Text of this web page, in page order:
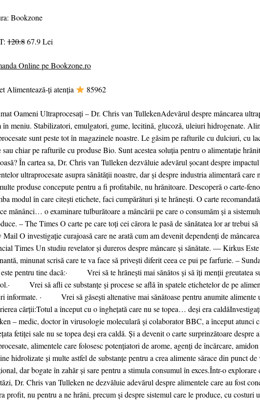
Bookzone
120.867.9 Lei
Online pe Bookzone.ro
Alimentează-ți atenția 85962
Oameni Ultraprocesați – Dr. Chris van Tulleken Adevărul despre mâncarea
în meniu. Stabilizatori, emulgatori, gume, lecitină, glucoză, uleiuri hidrogenate.
sunt peste tot în magazinele noastre. Le găsim pe rafturile cu dulciuri, cu
sau chiar pe rafturile cu produse Bio. Sunt acestea soluția pentru o alimentație
În cartea sa, Dr. Chris van Tulleken dezvăluie adevărul șocant despre
ultraprocesate asupra sănătății noastre, dar și despre industria alimentară care
produse concepute pentru a fi profitabile, nu hrănitoare. Descoperă o carte-
modul în care citești etichete, faci cumpărături și te hrănești. O carte
mănânci… o examinare tulburătoare a mâncării pe care o consumăm și a
– The Times O carte pe care toți cei cărora le pasă de sănătatea lor ar trebui
O investigație curajoasă care ne arată cum am devenit dependenți de
Times Un studiu revelator și dureros despre mâncare și sănătate. ― Kirkus
minunat scrisă care te va face să privești diferit ceea ce pui pe farfurie. –
este pentru tine dacă:· Vrei să te hrănești mai sănătos și să îți menții greutatea
Vrei să afli ce substanțe și procese se află în spatele etichetelor de pe
informate. · Vrei să găsești altenative mai sănătoase pentru anumite alimente
cărții:Totul a început cu o înghețată care nu se topea… deși era
– medic, doctor în virusologie moleculară și colaborator BBC, a început atunci
fetiței sale nu se topea deși era caldă. Și a devenit o carte surprinzătoare despre
alimentele care folosesc potențiatori de arome, agenți de încărcare,
hidrolizate și multe astfel de substanțe pentru a crea alimente sărace din punct de
dar bogate în zahăr și sare pentru a stimula consumul în exces.Într-o explorare
Dr. Chris van Tulleken ne dezvăluie adevărul despre alimentele care au fost
profit, nu pentru a ne hrăni, precum și despre sistemul care le produce, cu costuri